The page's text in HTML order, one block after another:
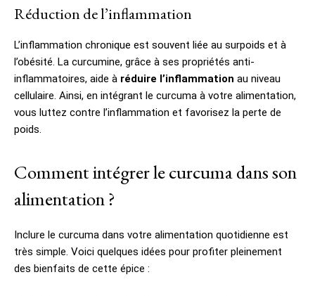
Réduction de l’inflammation
L’inflammation chronique est souvent liée au surpoids et à
l’obésité. La curcumine, grâce à ses propriétés anti-
inflammatoires, aide à réduire l’inflammation au niveau
cellulaire. Ainsi, en intégrant le curcuma à votre alimentation,
vous luttez contre l’inflammation et favorisez la perte de
poids.
Comment intégrer le curcuma dans son
alimentation ?
Inclure le curcuma dans votre alimentation quotidienne est
très simple. Voici quelques idées pour profiter pleinement
des bienfaits de cette épice :